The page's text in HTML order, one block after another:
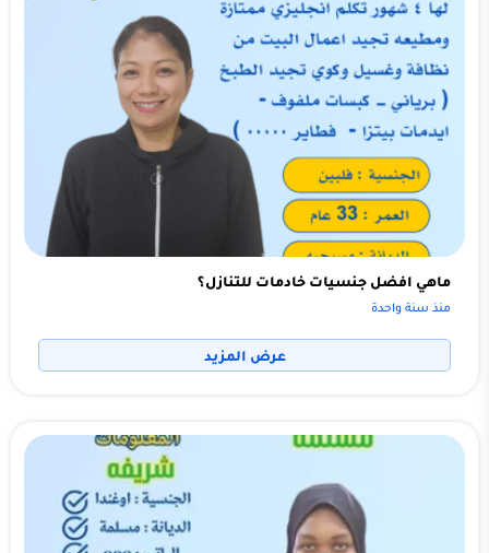
ماهي افضل جنسيات خادمات للتنازل؟
منذ سنة واحدة
عرض المزيد